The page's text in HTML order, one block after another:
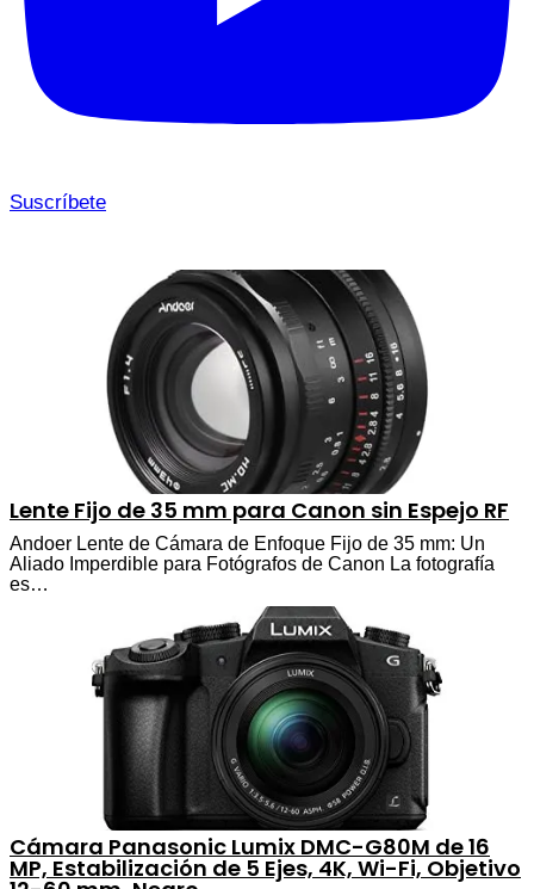
Suscríbete
Lente Fijo de 35 mm para Canon sin Espejo RF
Andoer Lente de Cámara de Enfoque Fijo de 35 mm: Un
Aliado Imperdible para Fotógrafos de Canon La fotografía
es…
Cámara Panasonic Lumix DMC-G80M de 16
MP, Estabilización de 5 Ejes, 4K, Wi-Fi, Objetivo